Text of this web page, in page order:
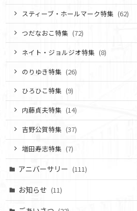
スティーブ・ホールマーク特集 (62)
つだなおこ特集 (72)
ネイト・ジョルジオ特集 (8)
のりゆき特集 (26)
ひろひこ特集 (9)
内藤貞夫特集 (14)
吉野公賀特集 (37)
増田寿志特集 (7)
アニバーサリー (111)
お知らせ (11)